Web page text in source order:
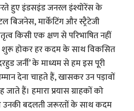
हुए इंडसइंड जनरल इंश्योरेंस के
बिजनेस, मार्केटिंग और स्ट्रैटेजी
किसी एक क्षण से परिभाषित नहीं
शुरू होकर हर कदम के साथ विकसित
जर्नी’ के माध्यम से हम इस पूरी
देना चाहते हैं, खासकर उन पड़ावों
हैं। हमारा प्रयास ग्राहकों को
उनकी बदलती जरूरतों के साथ कदम